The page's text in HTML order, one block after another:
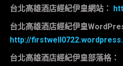
台北高雄酒店經紀伊皇網站：
台北高雄酒店經紀伊皇
http://
台北高雄酒店經紀伊皇部落格：